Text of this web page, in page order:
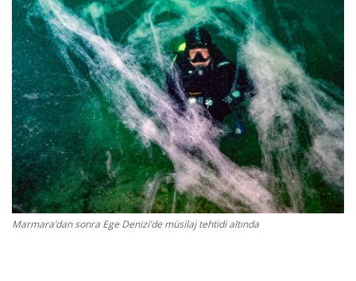
Reklam ve İşbirliği
Bodrum Trafik Yoğunluk Haritası
Turizm
Siyaset
Bodrum Nöbetçi Eczaneler
Köşe Yazarları
Marmara’dan sonra Ege Denizi’de müsilaj tehtidi altında